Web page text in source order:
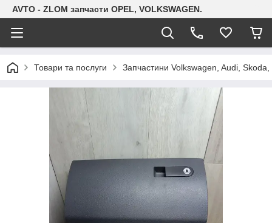
AVTO - ZLOM запчасти OPEL, VOLKSWAGEN.
Товари та послуги Запчастини Volkswagen, Audi, Skoda,